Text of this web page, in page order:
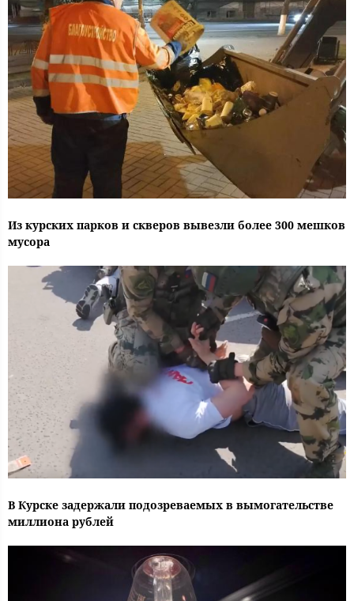
Из курских парков и скверов вывезли более 300 мешков
мусора
В Курске задержали подозреваемых в вымогательстве
миллиона рублей